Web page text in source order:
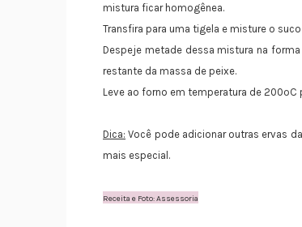
mistura ficar homogênea.
Transfira para uma tigela e misture o
Despeje metade dessa mistura na
restante da massa de peixe.
Leve ao forno em temperatura de
Dica: Você pode adicionar outras ervas
mais especial.
Receita e Foto: Assessoria